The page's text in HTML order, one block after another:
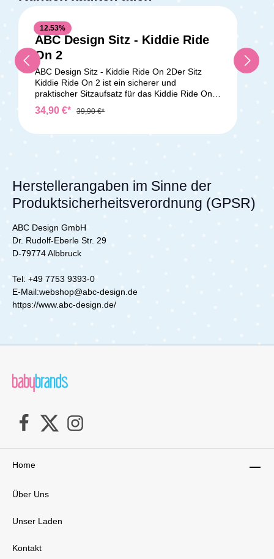
Lieferumfang: 1x ABC Design Sitz Kiddie Ride
12.53%
ABC Design Sitz - Kiddie Ride
On 2
ABC Design Sitz - Kiddie Ride On 2Der Sitz
Kiddie Ride On 2 ist ein sicherer und
praktischer Sitzaufsatz für das Kiddie Ride On
2. Er ist einfach zu befestigen und auf Wunsch
schnell wieder abzunehmen. Egal wo du
gehen ist, bietet der Sitz die ideale Möglichkeit
mit: Kiddie Ride On 2 Produktgewicht: 0,4 kg
Lieferumfang: 1x ABC Design Sitz Kiddie Ride
On 2
34,90 €* 39,90 €*
Herstellerangaben im Sinne der
Produktsicherheitsverordnung (GPSR)
ABC Design GmbH
Dr. Rudolf-Eberle Str. 29
D-79774 Albbruck
Tel: +49 7753 9393-0
E-Mail:webshop@abc-design.de
https://www.abc-design.de/
Home
Über Uns
Unser Laden
Kontakt